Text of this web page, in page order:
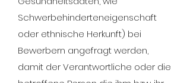
Schwerbehinderteneigenschaft
oder ethnische Herkunft) bei
Bewerbern angefragt werden,
damit der Verantwortliche oder die